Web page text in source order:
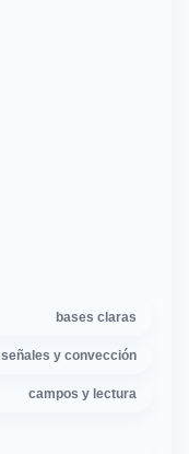
bases claras
señales y convección
campos y lectura